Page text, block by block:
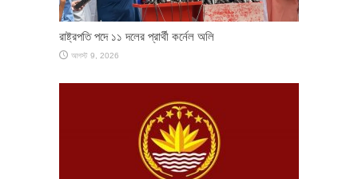
রাষ্ট্রপতি পদে ১১ দলের প্রার্থী কর্নেল অলি
আগস্ট 9, 2026